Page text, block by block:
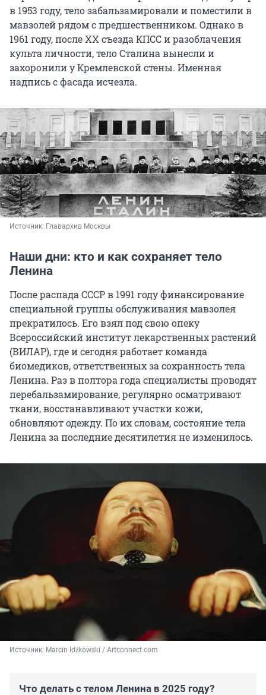
в 1953 году, тело забальзамировали и поместили в
мавзолей рядом с предшественником. Однако в
1961 году, после XX съезда КПСС и разоблачения
культа личности, тело Сталина вынесли и
захоронили у Кремлевской стены. Именная
надпись с фасада исчезла.
Источник: Главархив Москвы
Наши дни: кто и как сохраняет тело
Ленина
После распада СССР в 1991 году финансирование
специальной группы обслуживания мавзолея
прекратилось. Его взял под свою опеку
Всероссийский институт лекарственных растений
(ВИЛАР), где и сегодня работает команда
биомедиков, ответственных за сохранность тела
Ленина. Раз в полтора года специалисты проводят
перебальзамирование, регулярно осматривают
ткани, восстанавливают участки кожи,
обновляют одежду. По их словам, состояние тела
Ленина за последние десятилетия не изменилось.
Источник: Marcin Idźkowski / Artconnect.com
Что делать с телом Ленина в 2025 году?